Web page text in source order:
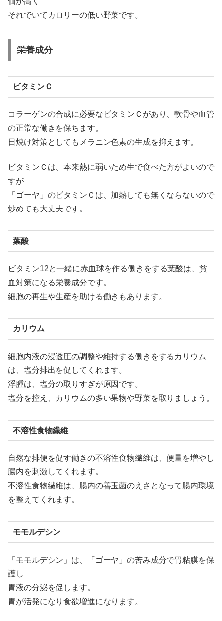
それでいてカロリーの低い野菜です。
栄養成分
ビタミンＣ
コラーゲンの合成に必要なビタミンＣがあり、軟骨や血管
の正常な働きを保ちます。
日焼け対策としてもメラニン色素の生成を抑えます。
ビタミンＣは、本来熱に弱いため生で食べた方がよいので
すが
「ゴーヤ」のビタミンＣは、加熱しても無くならないので
炒めても大丈夫です。
葉酸
ビタミン12と一緒に赤血球を作る働きをする葉酸は、貧
血対策になる栄養成分です。
細胞の再生や生産を助ける働きもあります。
カリウム
細胞内液の浸透圧の調整や維持する働きをするカリウム
は、塩分排出を促してくれます。
浮腫は、塩分の取りすぎが原因です。
塩分を控え、カリウムの多い果物や野菜を取りましょう。
不溶性食物繊維
自然な排便を促す働きの不溶性食物繊維は、便量を増やし
腸内を刺激してくれます。
不溶性食物繊維は、腸内の善玉菌のえさとなって腸内環境
を整えてくれます。
モモルデシン
「モモルデシン」は、「ゴーヤ」の苦み成分で胃粘膜を保
護し
胃液の分泌を促します。
胃が活発になり食欲増進になります。